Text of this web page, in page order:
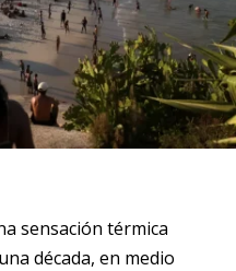
sensación térmica
década, en medio